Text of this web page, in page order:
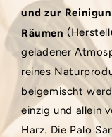
und zur
Räumen
geladener
reines
beigemischt
einzig und allein
Harz. Die Palo